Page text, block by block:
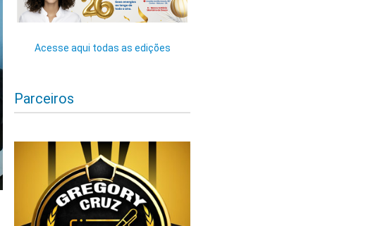
Acesse aqui todas as edições
Parceiros